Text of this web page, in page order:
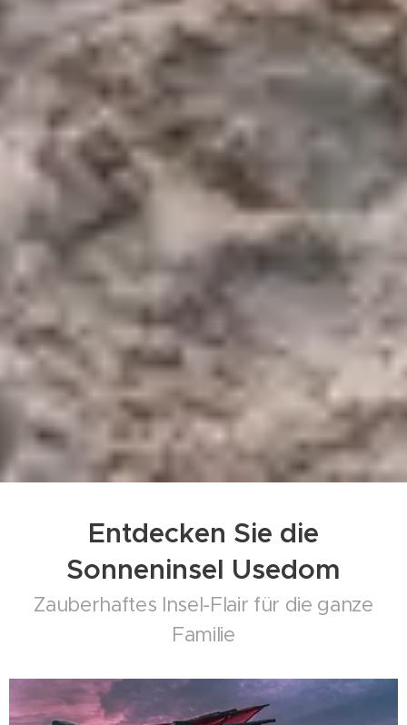
Entdecken Sie die
Sonneninsel Usedom
Zauberhaftes Insel-Flair für die ganze
Familie